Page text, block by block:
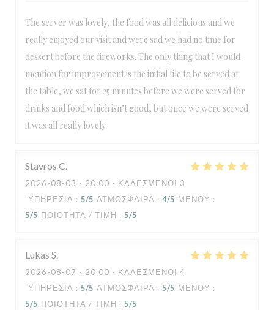
The server was lovely, the food was all delicious and we
really enjoyed our visit and were sad we had no time for
dessert before the fireworks. The only thing that I would
mention for improvement is the initial tile to be served at
the table, we sat for 25 minutes before we were served for
drinks and food which isn’t good, but once we were served
it was all really lovely
Stavros C
2026-08-03 - 20:00 - ΚΑΛΕΣΜΈΝΟΙ 3
ΥΠΗΡΕΣΊΑ : 5/5 ΑΤΜΌΣΦΑΙΡΑ : 4/5 ΜΕΝΟΎ :
5/5 ΠΟΙΌΤΗΤΑ / ΤΙΜΉ : 5/5
Lukas S
2026-08-07 - 20:00 - ΚΑΛΕΣΜΈΝΟΙ 4
ΥΠΗΡΕΣΊΑ : 5/5 ΑΤΜΌΣΦΑΙΡΑ : 5/5 ΜΕΝΟΎ :
5/5 ΠΟΙΌΤΗΤΑ / ΤΙΜΉ : 5/5